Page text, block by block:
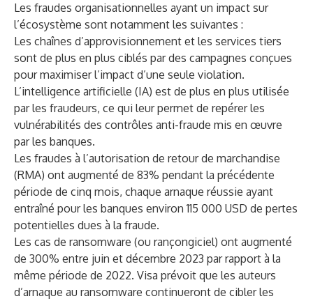
Les fraudes organisationnelles ayant un impact sur
l’écosystème sont notamment les suivantes :
Les chaînes d’approvisionnement et les services tiers
sont de plus en plus ciblés par des campagnes conçues
pour maximiser l’impact d’une seule violation.
L’intelligence artificielle (IA) est de plus en plus utilisée
par les fraudeurs, ce qui leur permet de repérer les
vulnérabilités des contrôles anti-fraude mis en œuvre
par les banques.
Les fraudes à l’autorisation de retour de marchandise
(RMA) ont augmenté de 83% pendant la précédente
période de cinq mois, chaque arnaque réussie ayant
entraîné pour les banques environ 115 000 USD de pertes
potentielles dues à la fraude.
Les cas de ransomware (ou rançongiciel) ont augmenté
de 300% entre juin et décembre 2023 par rapport à la
même période de 2022. Visa prévoit que les auteurs
d’arnaque au ransomware continueront de cibler les